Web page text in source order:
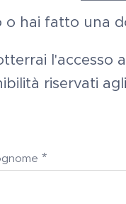
o hai fatto una
l'accesso
riservati